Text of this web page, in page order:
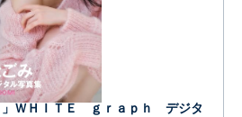
ＷＨＩＴＥ ｇｒａｐｈ デジタ